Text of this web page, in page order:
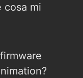
cosa mi